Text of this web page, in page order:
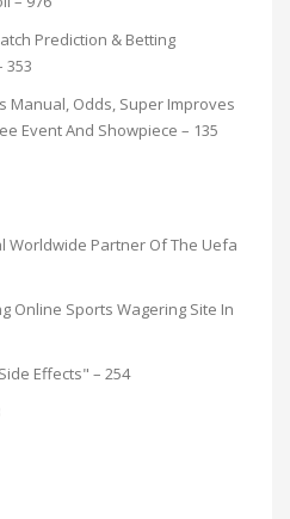
Prediction & Betting
353
Manual, Odds, Super Improves
Event And Showpiece – 135
Worldwide Partner Of The Uefa
Online Sports Wagering Site In
Effects" – 254